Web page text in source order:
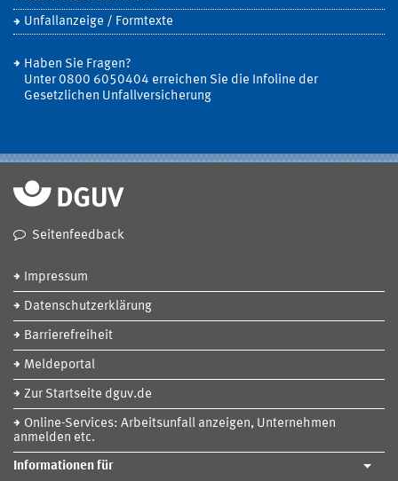
Unfallanzeige / Formtexte
Haben Sie Fragen?
Unter 0800 6050404 erreichen Sie die Infoline der
Gesetzlichen Unfallversicherung
Seitenfeedback
Impressum
Datenschutzerklärung
Barrierefreiheit
Meldeportal
Zur Startseite dguv.de
Online-Services: Arbeitsunfall anzeigen, Unternehmen
anmelden etc.
Informationen für